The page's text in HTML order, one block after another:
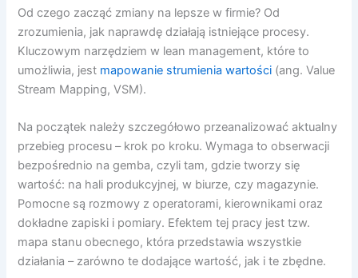
Od czego zacząć zmiany na lepsze w firmie? Od
zrozumienia, jak naprawdę działają istniejące procesy.
Kluczowym narzędziem w lean management, które to
umożliwia, jest mapowanie strumienia wartości (ang. Value
Stream Mapping, VSM).
Na początek należy szczegółowo przeanalizować aktualny
przebieg procesu – krok po kroku. Wymaga to obserwacji
bezpośrednio na gemba, czyli tam, gdzie tworzy się
wartość: na hali produkcyjnej, w biurze, czy magazynie.
Pomocne są rozmowy z operatorami, kierownikami oraz
dokładne zapiski i pomiary. Efektem tej pracy jest tzw.
mapa stanu obecnego, która przedstawia wszystkie
działania – zarówno te dodające wartość, jak i te zbędne.